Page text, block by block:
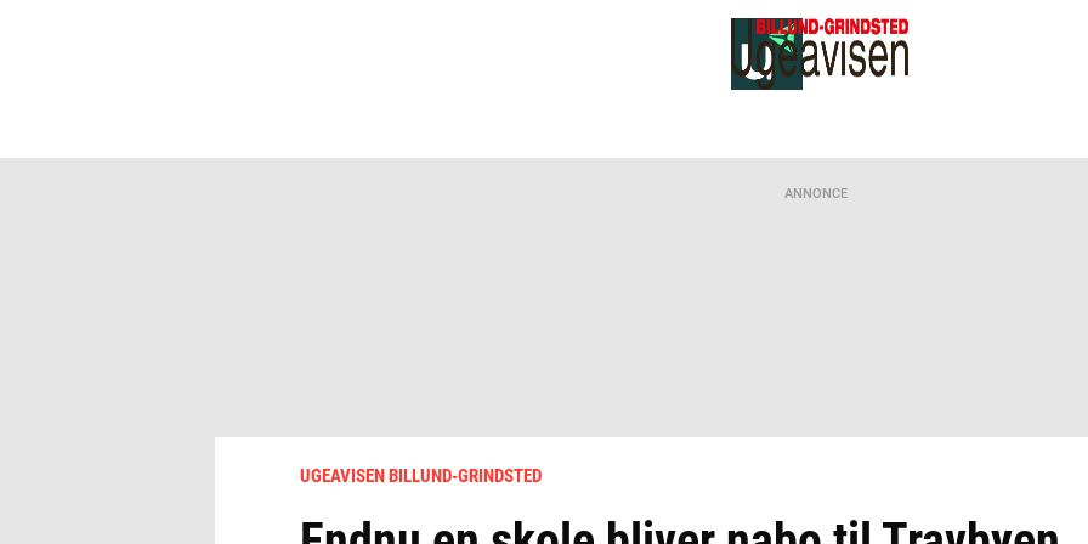
ANNONCE
UGEAVISEN BILLUND-GRINDSTED